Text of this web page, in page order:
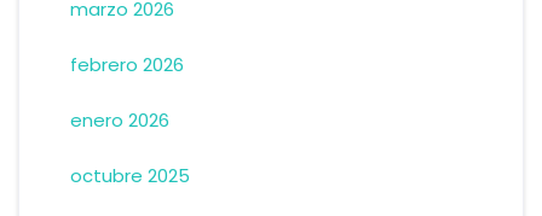
marzo 2026
febrero 2026
enero 2026
octubre 2025